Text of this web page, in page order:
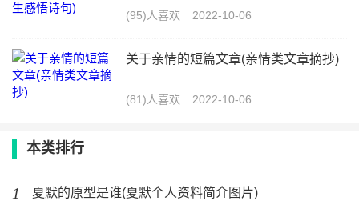
(95)人喜欢 2022-10-06
关于亲情的短篇文章(亲情类文章摘抄)
(81)人喜欢 2022-10-06
本类排行
1 夏默的原型是谁(夏默个人资料简介图片)